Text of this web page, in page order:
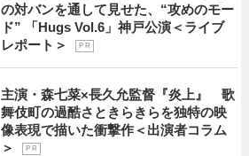
の対バンを通して見せた、“攻めのモー
ド” 「Hugs Vol.6」神戸公演＜ライブ
レポート＞
P R
主演・森七菜×長久允監督『炎上』 歌
舞伎町の過酷さときらきらを独特の映
像表現で描いた衝撃作＜出演者コラム
＞
P R